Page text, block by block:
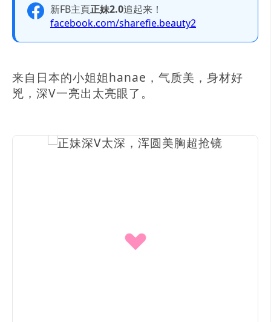
新FB主頁正妹2.0追起来！
facebook.com/sharefie.beauty2
来自日本的小姐姐hanae，气质美，身材好
兇，深V一亮出太亮眼了。